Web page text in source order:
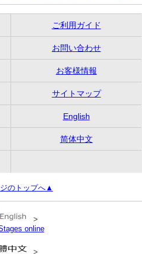
ご利用ガイド
お問い合わせ
お客様情報
サイトマップ
English
简体中文
のトップへ▲
>
online
>